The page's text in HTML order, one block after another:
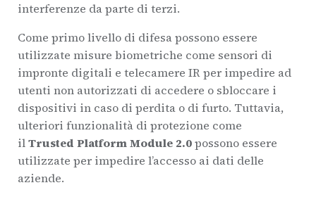
interferenze da parte di terzi.
Come primo livello di difesa possono essere
utilizzate misure biometriche come sensori di
impronte digitali e telecamere IR per impedire ad
utenti non autorizzati di accedere o sbloccare i
dispositivi in caso di perdita o di furto. Tuttavia,
ulteriori funzionalità di protezione come
ilTrusted Platform Module 2.0possono essere
utilizzate per impedire l’accesso ai dati delle
aziende.